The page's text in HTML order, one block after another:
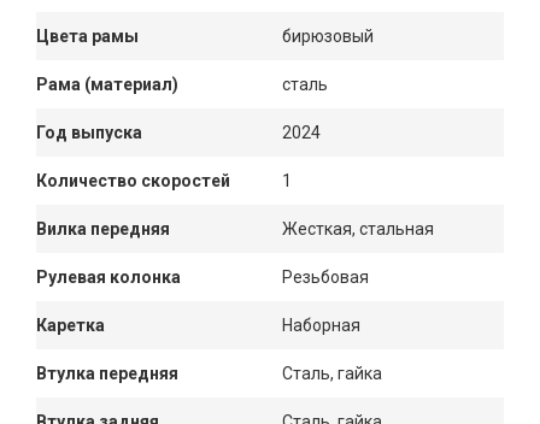
Цвета рамы бирюзовый
Рама (материал) сталь
Год выпуска 2024
Количество скоростей 1
Вилка передняя Жесткая, стальная
Рулевая колонка Резьбовая
Каретка Наборная
Втулка передняя Сталь, гайка